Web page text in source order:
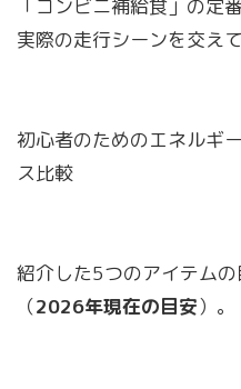
「コンビニ補給食」の定
実際の走行シーンを交え
初心者のためのエネルギ
ス比較
紹介した5つのアイテム
（2026年現在の目安）。